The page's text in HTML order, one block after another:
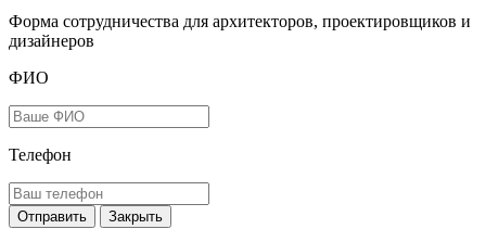
Форма сотрудничества для архитекторов, проектировщиков и
дизайнеров
ФИО
Телефон
Закрыть